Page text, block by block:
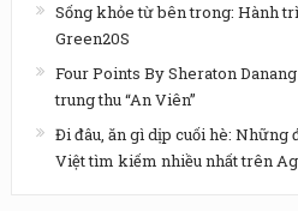
Sống khỏe từ bên trong: Hành
Green20S
Four Points By Sheraton
trung thu “An Viên”
Đi đâu, ăn gì dịp cuối hè: Những
Việt tìm kiếm nhiều nhất trên